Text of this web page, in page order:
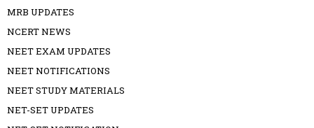
MRB UPDATES
NCERT NEWS
NEET EXAM UPDATES
NEET NOTIFICATIONS
NEET STUDY MATERIALS
NET-SET UPDATES